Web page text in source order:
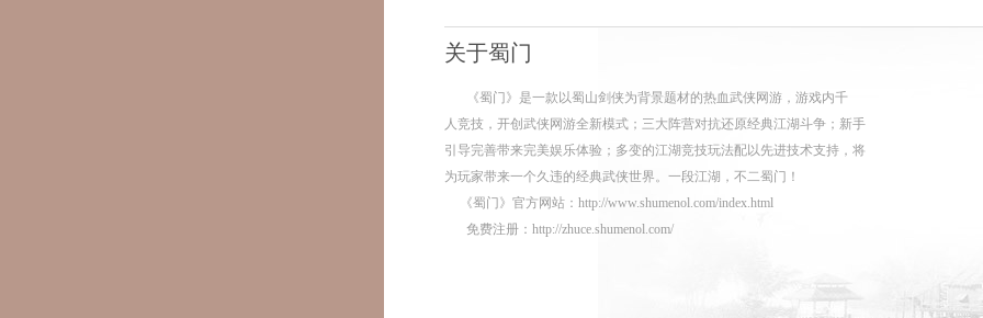
关于蜀门
《蜀门》是一款以蜀山剑侠为背景题材的热血武侠网游，游戏内千
人竞技，开创武侠网游全新模式；三大阵营对抗还原经典江湖斗争；新手
引导完善带来完美娱乐体验；多变的江湖竞技玩法配以先进技术支持，将
为玩家带来一个久违的经典武侠世界。一段江湖，不二蜀门！
《蜀门》官方网站： http://www.shumenol.com/index.html
免费注册： http://zhuce.shumenol.com/